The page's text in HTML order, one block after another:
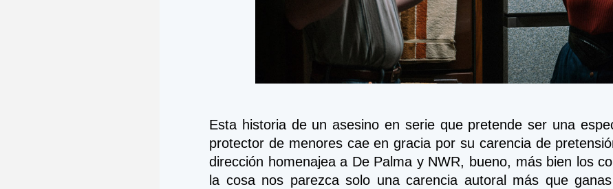
Esta historia de un asesino en serie que pretende ser una
protector de menores cae en gracia por su carencia de
dirección homenajea a De Palma y NWR, bueno, más bien los
la cosa nos parezca solo una carencia autoral más que